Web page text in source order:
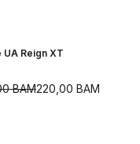
UA Reign XT
220,00 BAM
BAM